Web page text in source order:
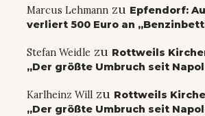
Marcus Lehmann zu Epfendorf:
verliert 500 Euro an
Stefan Weidle zu Rottweils
„Der größte Umbruch seit
Karlheinz Will zu Rottweils
„Der größte Umbruch seit